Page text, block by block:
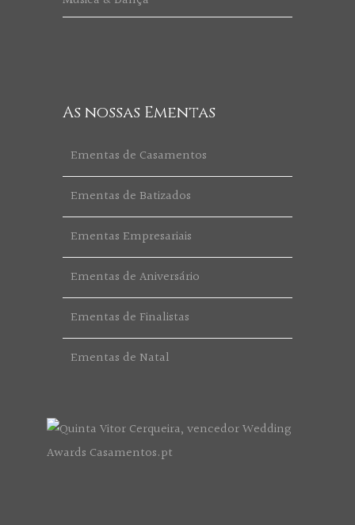
As nossas Ementas
Ementas de Casamentos
Ementas de Batizados
Ementas Empresariais
Ementas de Aniversário
Ementas de Finalistas
Ementas de Natal